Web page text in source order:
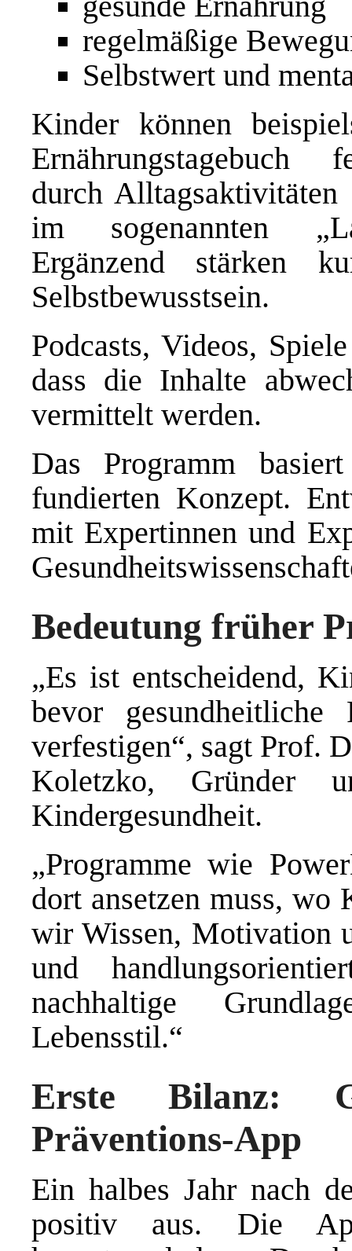
regelmäßige
Selbstwert und
Kinder können
Ernährungstagebuch
durch
im sogenannten
Ergänzend stärken
Selbstbewusstsein.
Podcasts, Videos,
dass die Inhalte
vermittelt werden.
Das Programm
fundierten Konzept.
mit Expertinnen und
Bedeutung früher
„Es ist entscheidend,
bevor
verfestigen“, sagt Prof.
Koletzko, Gründer
Kindergesundheit.
„Programme wie
dort ansetzen muss, wo
wir Wissen, Motivation
und
nachhaltige
Lebensstil.“
Erste Bilanz:
Präventions-App
Ein halbes Jahr nach
positiv aus. Die